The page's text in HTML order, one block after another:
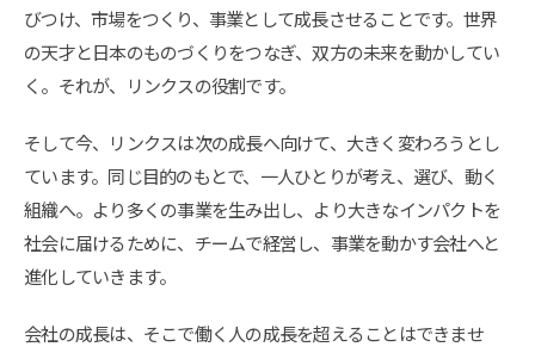
びつけ、市場をつくり、事業として成長させることです。世界
の天才と日本のものづくりをつなぎ、双方の未来を動かしてい
く。それが、リンクスの役割です。
そして今、リンクスは次の成長へ向けて、大きく変わろうとし
ています。同じ目的のもとで、一人ひとりが考え、選び、動く
組織へ。より多くの事業を生み出し、より大きなインパクトを
社会に届けるために、チームで経営し、事業を動かす会社へと
進化していきます。
会社の成長は、そこで働く人の成長を超えることはできませ